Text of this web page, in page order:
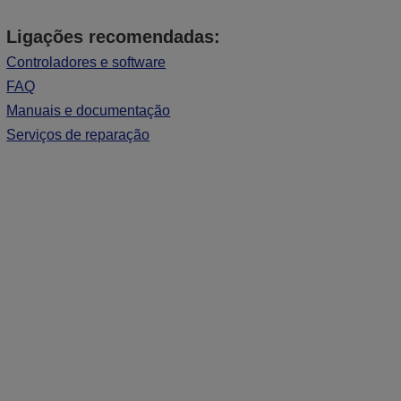
Ligações recomendadas:
Controladores e software
FAQ
Manuais e documentação
Serviços de reparação